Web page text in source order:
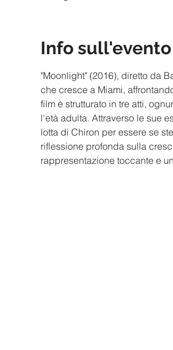
Info sull'evento
"Moonlight" (2016), diretto da
che cresce a Miami,
film è strutturato in tre atti,
l'età adulta. Attraverso le sue
lotta di Chiron per essere se
riflessione profonda sulla
rappresentazione toccante e